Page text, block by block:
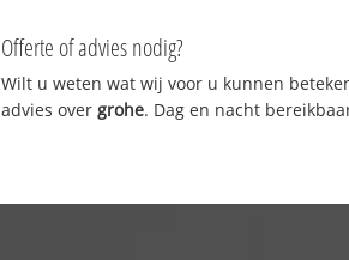
Offerte of advies nodig?
Wilt u weten wat wij voor u kunnen
advies over grohe. Dag en nacht